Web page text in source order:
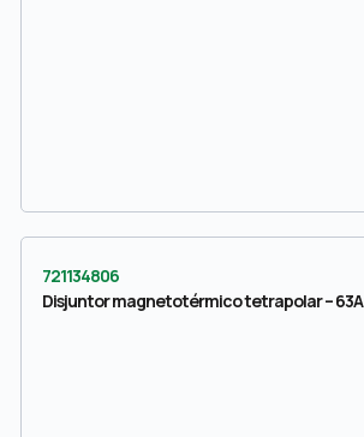
721134806
Disjuntor magnetotérmico tetrapolar – 63A